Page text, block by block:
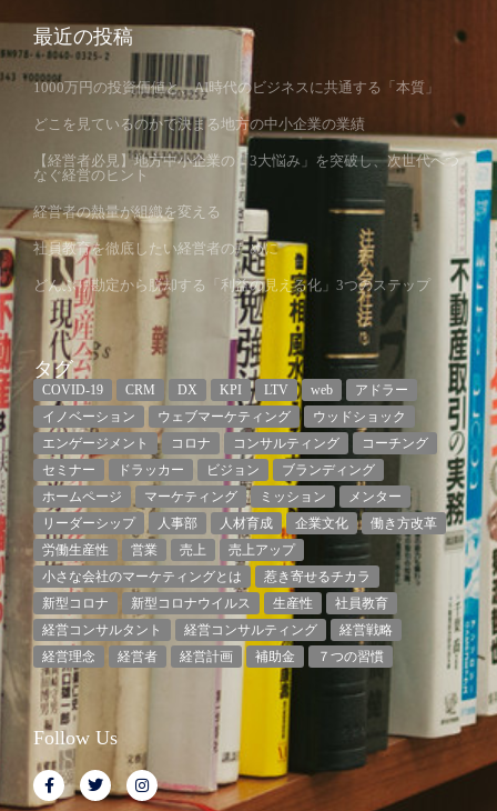
最近の投稿
1000万円の投資価値と、AI時代のビジネスに共通する「本質」
どこを見ているのかで決まる地方の中小企業の業績
【経営者必見】地方中小企業の「3大悩み」を突破し、次世代へつ
なぐ経営のヒント
経営者の熱量が組織を変える
社員教育を徹底したい経営者のために
どんぶり勘定から脱却する「利益の見える化」3つのステップ
タグ
COVID-19 CRM DX KPI LTV web
アドラー
イノベーション
ウェブマーケティング
ウッドショック
エンゲージメント
コロナ コンサルティング
コーチング
セミナー
ドラッカー ビジョン
ブランディング
ホームページ
マーケティング ミッション
メンター
リーダーシップ
人事部 人材育成 企業文化
働き方改革
労働生産性
営業 売上
売上アップ
小さな会社のマーケティングとは
惹き寄せるチカラ
新型コロナ
新型コロナウイルス 生産性
社員教育
経営コンサルタント
経営コンサルティング
経営戦略
経営理念
経営者 経営計画 補助金 ７つの習慣
Follow Us